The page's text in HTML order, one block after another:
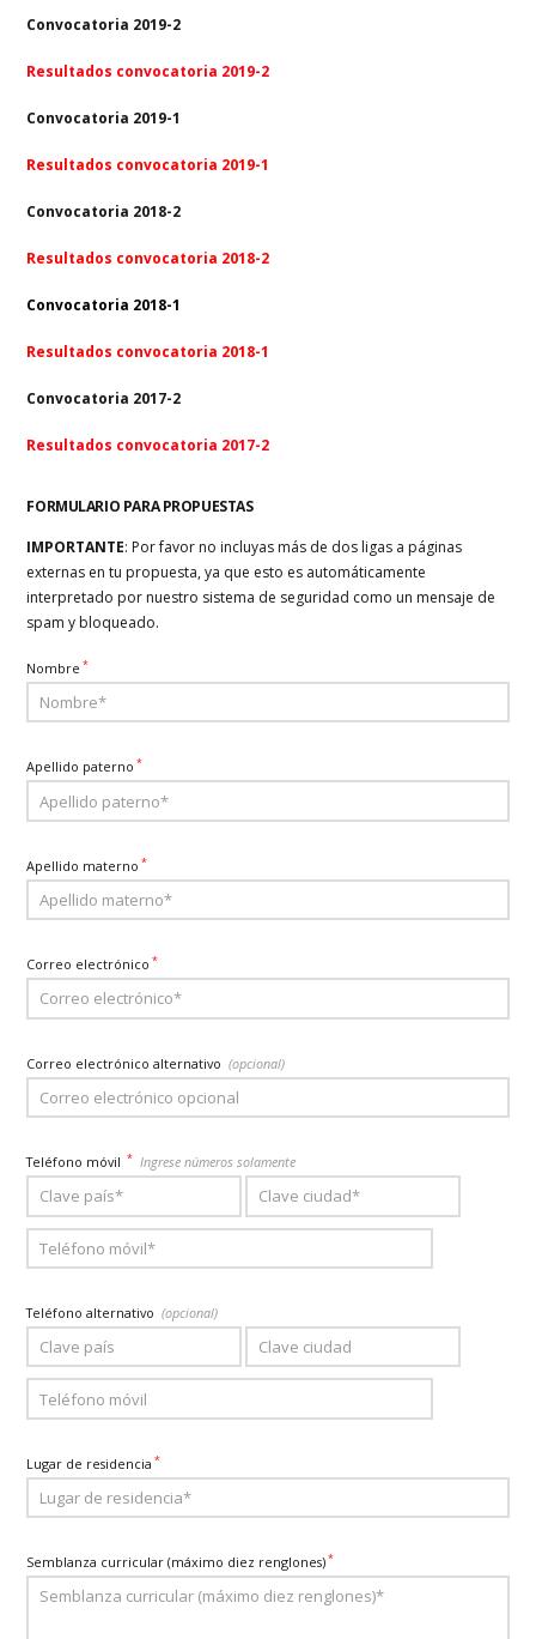
Convocatoria 2019-2
Resultados convocatoria 2019-2
Convocatoria 2019-1
Resultados convocatoria 2019-1
Convocatoria 2018-2
Resultados convocatoria 2018-2
Convocatoria 2018-1
Resultados convocatoria 2018-1
Convocatoria 2017-2
Resultados convocatoria 2017-2
FORMULARIO PARA PROPUESTAS
IMPORTANTE: Por favor no incluyas más de dos ligas a páginas
externas en tu propuesta, ya que esto es automáticamente
interpretado por nuestro sistema de seguridad como un mensaje de
spam y bloqueado.
Nombre *
Apellido paterno *
Apellido materno *
Correo electrónico *
Correo electrónico alternativo (opcional)
Teléfono móvil * Ingrese números solamente
Teléfono alternativo (opcional)
Lugar de residencia *
Semblanza curricular (máximo diez renglones)*